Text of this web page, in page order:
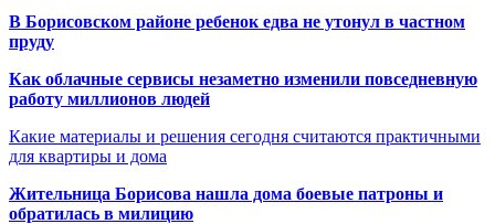
В Борисовском районе ребенок едва не утонул в частном
пруду
Как облачные сервисы незаметно изменили повседневную
работу миллионов людей
Какие материалы и решения сегодня считаются практичными
для квартиры и дома
Жительница Борисова нашла дома боевые патроны и
обратилась в милицию